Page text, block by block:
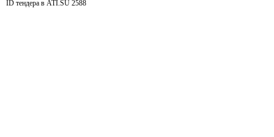
ID тендера в ATI.SU 2588